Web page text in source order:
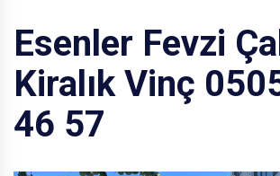
Esenler Fevzi
Kiralık Vinç
46 57